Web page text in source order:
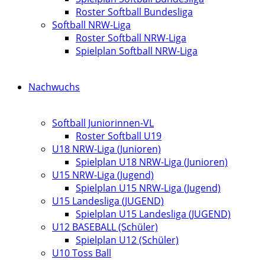
Roster Softball Bundesliga
Softball NRW-Liga
Roster Softball NRW-Liga
Spielplan Softball NRW-Liga
Nachwuchs
Softball Juniorinnen-VL
Roster Softball U19
U18 NRW-Liga (Junioren)
Spielplan U18 NRW-Liga (Junioren)
U15 NRW-Liga (Jugend)
Spielplan U15 NRW-Liga (Jugend)
U15 Landesliga (JUGEND)
Spielplan U15 Landesliga (JUGEND)
U12 BASEBALL (Schüler)
Spielplan U12 (Schüler)
U10 Toss Ball